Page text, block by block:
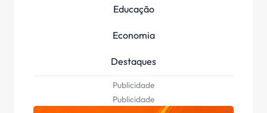
Educação
Economia
Destaques
Publicidade
Publicidade